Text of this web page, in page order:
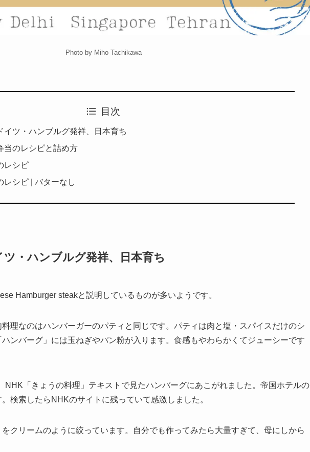
Photo by Miho Tachikawa
目次
イツ・ハンブルグ発祥、日本育ち
当のレシピと詰め方
レシピ
レシピ | バターなし
・ハンブルグ発祥、日本育ち
Hamburger steakと説明しているものが多いようです。
理なのはハンバーガーのパティと同じです。パティは肉と塩・スパイスだけのシ
ンバーグ」には玉ねぎやパン粉が入ります。食感もやわらかくてジューシーです
NHK「きょうの料理」テキストで見たハンバーグにあこがれました。帝国ホテルの
。検索したらNHKのサイトに残っていて感激しました。
クリームのように絞っています。自分でも作ってみたら大量すぎて、母にしから